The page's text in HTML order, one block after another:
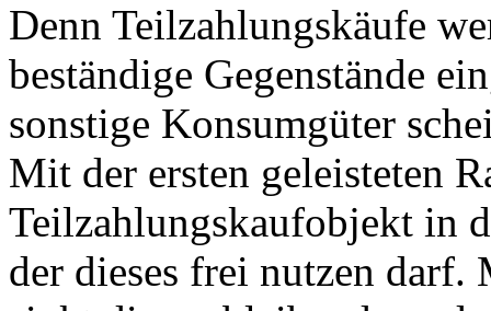
Denn Teilzahlungskäufe
beständige Gegenstände
sonstige Konsumgüter
Mit der ersten geleisteten
Teilzahlungskaufobjekt in
der dieses frei nutzen darf.